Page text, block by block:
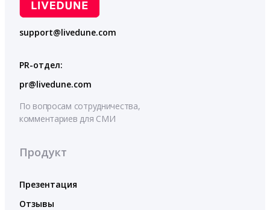
support@livedune.com
PR-отдел:
pr@livedune.com
По вопросам сотрудничества,
комментариев для СМИ
Продукт
Презентация
Отзывы